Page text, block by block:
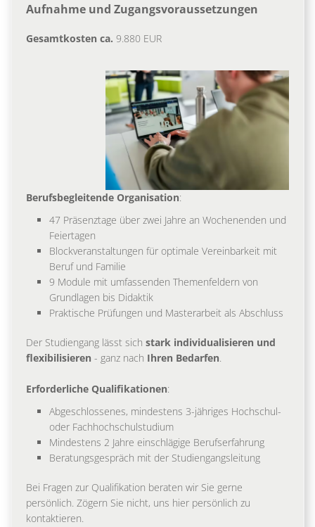
Aufnahme und Zugangsvoraussetzungen
Gesamtkosten ca. 9.880 EUR
Berufsbegleitende Organisation:
47 Präsenztage über zwei Jahre an Wochenenden und
Feiertagen
Blockveranstaltungen für optimale Vereinbarkeit mit
Beruf und Familie
9 Module mit umfassenden Themenfeldern von
Grundlagen bis Didaktik
Praktische Prüfungen und Masterarbeit als Abschluss
Der Studiengang lässt sich stark individualisieren und
flexibilisieren - ganz nach Ihren Bedarfen
Erforderliche Qualifikationen:
Abgeschlossenes, mindestens 3-jähriges Hochschul-
oder Fachhochschulstudium
Mindestens 2 Jahre einschlägige Berufserfahrung
Beratungsgespräch mit der Studiengangsleitung
Bei Fragen zur Qualifikation beraten wir Sie gerne
persönlich. Zögern Sie nicht, uns hier persönlich zu
kontaktieren.